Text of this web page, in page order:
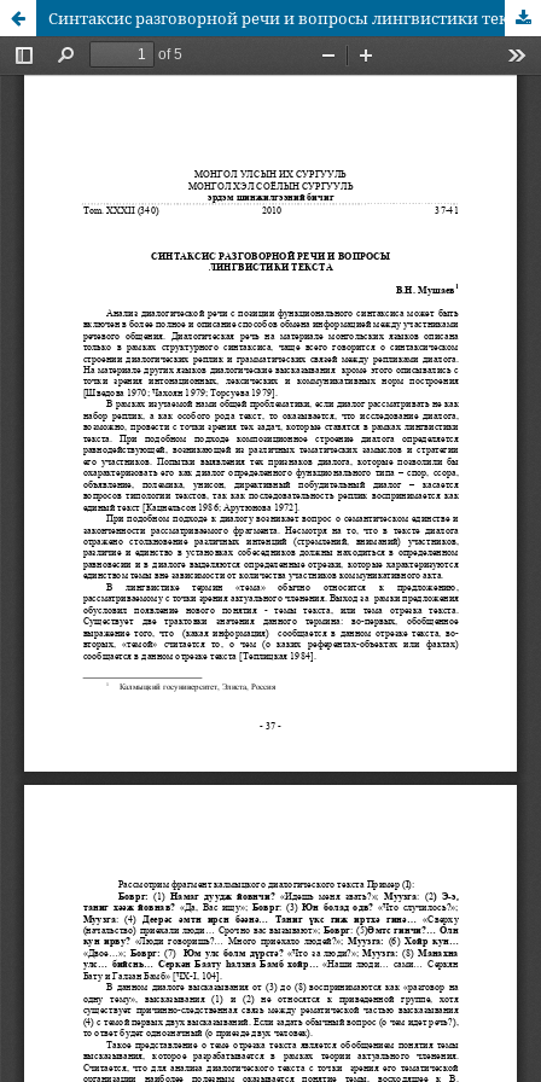
Синтаксис разговорной речи и вопросы лингвистики текста